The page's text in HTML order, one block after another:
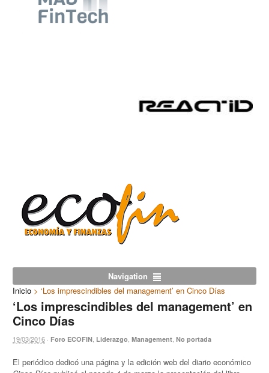
Navigation
Inicio > ‘Los imprescindibles del management’ en Cinco Días
‘Los imprescindibles del management’ en
Cinco Días
19/03/2016 · Foro ECOFIN, Liderazgo,Management,No portada
El periódico dedicó una página y la edición web del diario económico